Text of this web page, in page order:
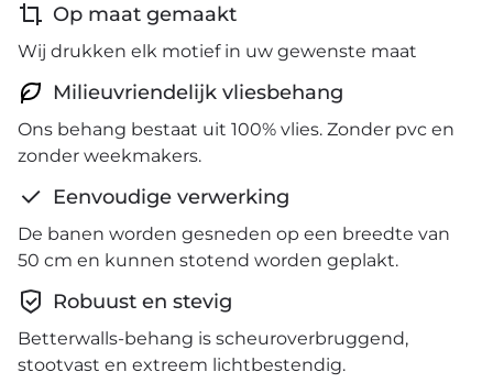
Op maat gemaakt
Wij drukken elk motief in uw gewenste maat
Milieuvriendelijk vliesbehang
Ons behang bestaat uit 100% vlies. Zonder pvc en
zonder weekmakers.
Eenvoudige verwerking
De banen worden gesneden op een breedte van
50 cm en kunnen stotend worden geplakt.
Robuust en stevig
Betterwalls-behang is scheuroverbruggend,
stootvast en extreem lichtbestendig.